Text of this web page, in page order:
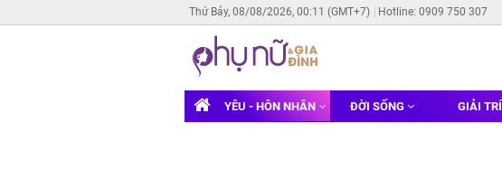
Thứ Bảy, 08/08/2026, 00:11 (GMT+7) Hotline: 0909 750 307
YÊU - HÔN NHÂN ĐỜI SỐNG GIẢI TRÍ